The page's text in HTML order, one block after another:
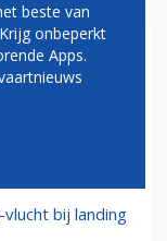
uit met
bij landing
beste van
onbeperkt
Apps.